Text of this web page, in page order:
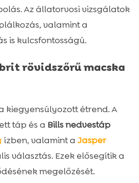
Az állatorvosi vizsgálatok
valamint a
is kulcsfontosságú.
rövidszőrű macska
kiegyensúlyozott étrend. A
táp és a Bills nedvestáp
ízben, valamint a Jasper
választás. Ezek elősegítik a
megelőzését.